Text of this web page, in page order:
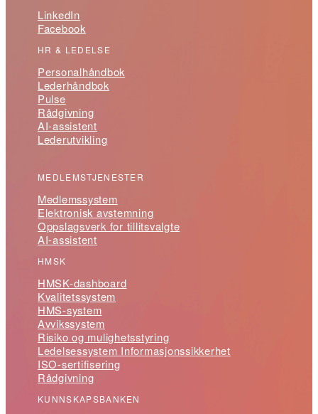
LinkedIn
Facebook
HR & LEDELSE
Personalhåndbok
Lederhåndbok
Pulse
Rådgivning
AI-assistent
Lederutvikling
MEDLEMSTJENESTER
Medlemssystem
Elektronisk avstemning
Oppslagsverk for tillitsvalgte
AI-assistent
HMSK
HMSK-dashboard
Kvalitetssystem
HMS-system
Avvikssystem
Risiko og mulighetsstyring
Ledelsessystem Informasjonssikkerhet
ISO-sertifisering
Rådgivning
KUNNSKAPSBANKEN